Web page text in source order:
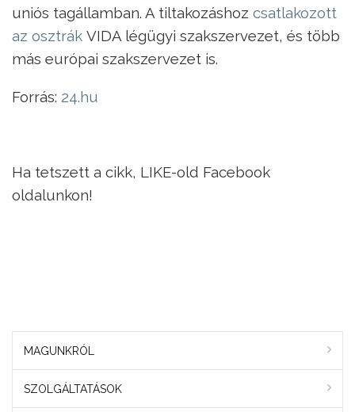
uniós tagállamban. A tiltakozáshoz csatlakozott
az osztrák VIDA légügyi szakszervezet, és több
más európai szakszervezet is.
Forrás: 24.hu
Ha tetszett a cikk, LIKE-old Facebook
oldalunkon!
MAGUNKRÓL
SZOLGÁLTATÁSOK